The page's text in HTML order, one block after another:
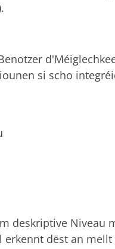
si scho
deskriptive Niveau
dëst an